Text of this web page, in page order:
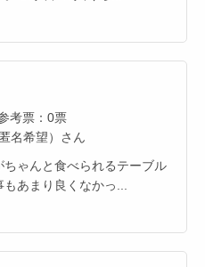
考票：0票
希望）さん
ゃんと食べられるテーブル
あまり良くなかっ...